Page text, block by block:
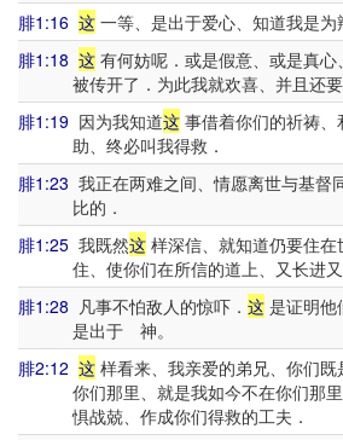
腓1:16 这 一等、是出于爱心、知道我是为
腓1:18 这 有何妨呢．或是假意、或是真
被传开了．为此我就欢喜、并且还要
腓1:19 因为我知道这 事借着你们的祈祷
助、终必叫我得救．
腓1:23 我正在两难之间、情愿离世与基督
比的．
腓1:25 我既然这 样深信、就知道仍要住
住、使你们在所信的道上、又长进又
腓1:28 凡事不怕敌人的惊吓． 这 是证明他
是出于 神。
腓2:12 这 样看来、我亲爱的弟兄、你们
你们那里、就是我如今不在你们那
惧战兢、作成你们得救的工夫．